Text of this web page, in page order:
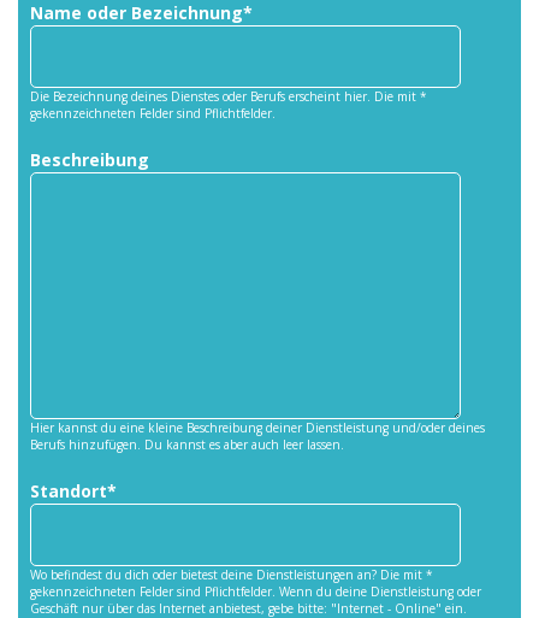
Name oder Bezeichnung*
Die Bezeichnung deines Dienstes oder Berufs erscheint hier. Die mit *
gekennzeichneten Felder sind Pflichtfelder.
Beschreibung
Hier kannst du eine kleine Beschreibung deiner Dienstleistung und/oder deines
Berufs hinzufügen. Du kannst es aber auch leer lassen.
Standort*
Wo befindest du dich oder bietest deine Dienstleistungen an? Die mit *
gekennzeichneten Felder sind Pflichtfelder. Wenn du deine Dienstleistung oder
Geschäft nur über das Internet anbietest, gebe bitte: "Internet - Online" ein.